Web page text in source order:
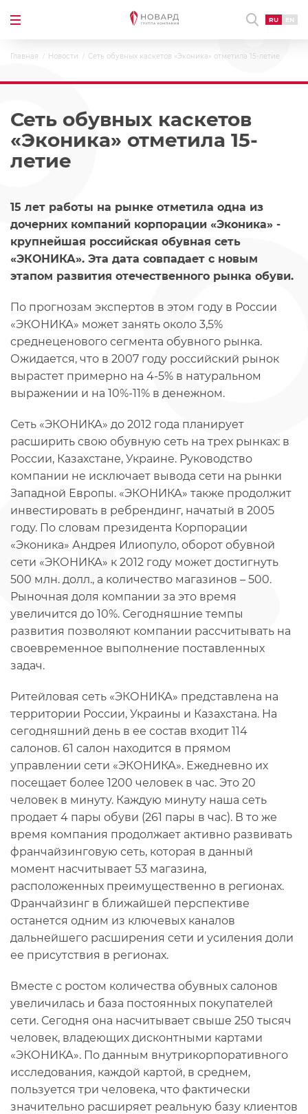
RU EN
Главная Новости Сеть обувных каскетов «Эконика» отметила 15-летие
Сеть обувных каскетов
«Эконика» отметила 15-
летие
15 лет работы на рынке отметила одна из
дочерних компаний корпорации «Эконика» -
крупнейшая российская обувная сеть
«ЭКОНИКА». Эта дата совпадает с новым
этапом развития отечественного рынка обуви.
По прогнозам экспертов в этом году в России
«ЭКОНИКА» может занять около 3,5%
среднеценового сегмента обувного рынка.
Ожидается, что в 2007 году российский рынок
вырастет примерно на 4-5% в натуральном
выражении и на 10%-11% в денежном.
Сеть «ЭКОНИКА» до 2012 года планирует
расширить свою обувную сеть на трех рынках: в
России, Казахстане, Украине. Руководство
компании не исключает вывода сети на рынки
Западной Европы. «ЭКОНИКА» также продолжит
инвестировать в ребрендинг, начатый в 2005
году. По словам президента Корпорации
«Эконика» Андрея Илиопуло, оборот обувной
сети «ЭКОНИКА» к 2012 году может достигнуть
500 млн. долл., а количество магазинов – 500.
Рыночная доля компании за это время
увеличится до 10%. Сегодняшние темпы
развития позволяют компании рассчитывать на
своевременное выполнение поставленных
задач.
Ритейловая сеть «ЭКОНИКА» представлена на
территории России, Украины и Казахстана. На
сегодняшний день в ее состав входит 114
салонов. 61 салон находится в прямом
управлении сети «ЭКОНИКА». Ежедневно их
посещает более 1200 человек в час. Это 20
человек в минуту. Каждую минуту наша сеть
продает 4 пары обуви (261 пары в час). В то же
время компания продолжает активно развивать
франчайзинговую сеть, которая в данный
момент насчитывает 53 магазина,
расположенных преимущественно в регионах.
Франчайзинг в ближайшей перспективе
останется одним из ключевых каналов
дальнейшего расширения сети и усиления доли
ее присутствия в регионах.
Вместе с ростом количества обувных салонов
увеличилась и база постоянных покупателей
сети. Сегодня она насчитывает свыше 250 тысяч
человек, владеющих дисконтными картами
«ЭКОНИКА». По данным внутрикорпоративного
исследования, каждой картой, в среднем,
пользуется три человека, что фактически
значительно расширяет реальную базу клиентов